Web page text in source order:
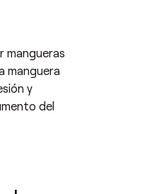
mangueras
manguera
y
del